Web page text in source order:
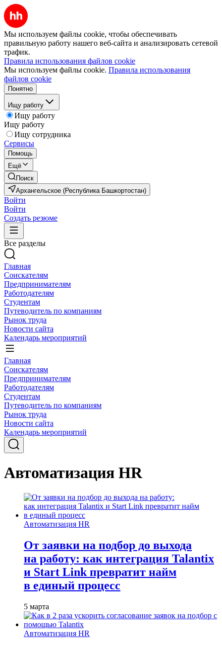
Мы используем файлы cookie, чтобы обеспечивать
правильную работу нашего веб-сайта и анализировать сетевой
трафик.
Правила использования файлов cookie
Мы используем файлы cookie. Правила использования
файлов cookie
Понятно
Ищу работу
Ищу работу
Ищу работу
Ищу сотрудника
Сервисы
Помощь
Ещё
Поиск
Архангельское (Республика Башкортостан)
Войти
Войти
Создать резюме
Все разделы
Главная
Соискателям
Предпринимателям
Работодателям
Студентам
Путеводитель по компаниям
Рынок труда
Новости сайта
Календарь мероприятий
Главная
Соискателям
Предпринимателям
Работодателям
Студентам
Путеводитель по компаниям
Рынок труда
Новости сайта
Календарь мероприятий
Автоматизация HR
Автоматизация HR
От заявки на подбор до выхода
на работу: как интеграция Talantix
и Start Link превратит найм
в единый процесс
5 марта
Автоматизация HR